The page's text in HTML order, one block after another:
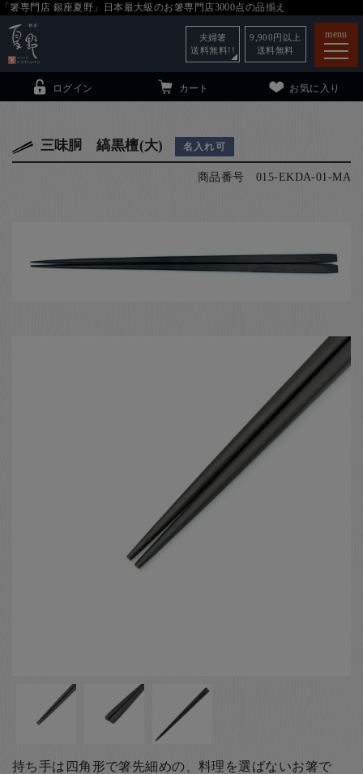
「箸専門店 銀座夏野」日本最大級のお箸専門店3000点の品揃え
menu
ログイン カート お気に入り
夫婦箸
送料無料!!
9,900 円以上
送料無料
三味胴 縞黒檀(大) 名入れ可
商品番号 015-EKDA-01-MA
持ち手は四角形で箸先細めの、料理を選ばないお箸で